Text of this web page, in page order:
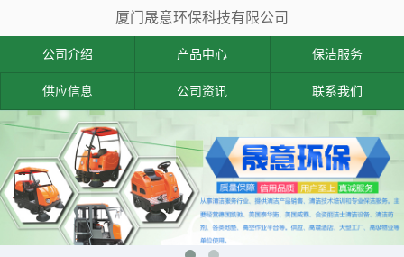
厦门晟意环保科技有限公司
公司介绍 产品中心 保洁服务
供应信息 公司资讯 联系我们